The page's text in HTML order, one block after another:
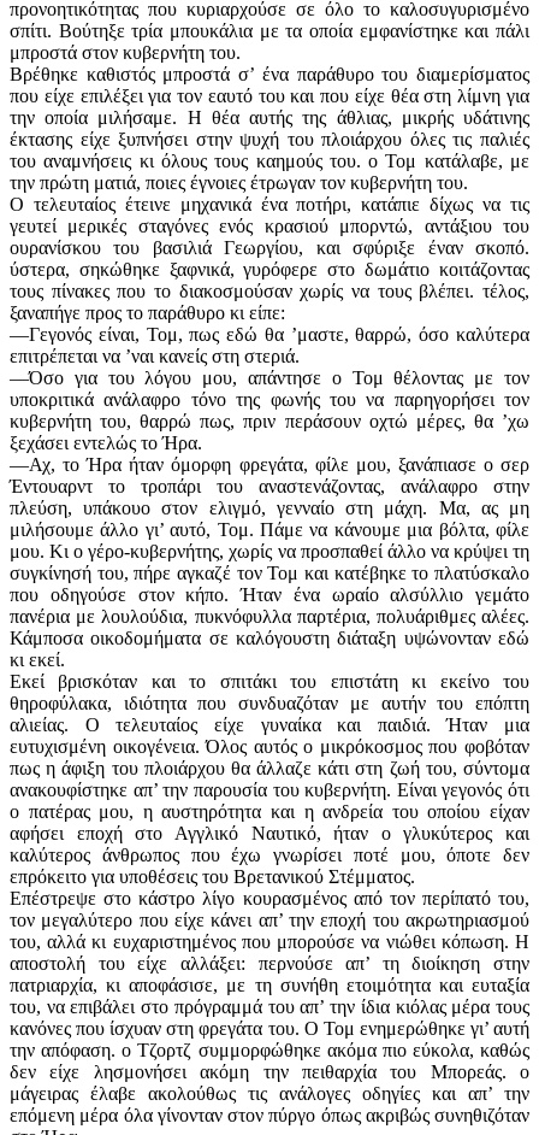
προνοητικότητας που κυριαρχούσε σε όλο το καλοσυγυρισμένο
σπίτι. Βούτηξε τρία μπουκάλια με τα οποία εμφανίστηκε και πάλι
μπροστά στον κυβερνήτη του.
Βρέθηκε καθιστός μπροστά σ’ ένα παράθυρο του διαμερίσματος
που είχε επιλέξει για τον εαυτό του και που είχε θέα στη λίμνη για
την οποία μιλήσαμε. Η θέα αυτής της άθλιας, μικρής υδάτινης
έκτασης είχε ξυπνήσει στην ψυχή του πλοιάρχου όλες τις παλιές
του αναμνήσεις κι όλους τους καημούς του. ο Τομ κατάλαβε, με
την πρώτη ματιά, ποιες έγνοιες έτρωγαν τον κυβερνήτη του.
Ο τελευταίος έτεινε μηχανικά ένα ποτήρι, κατάπιε δίχως να τις
γευτεί μερικές σταγόνες ενός κρασιού μπορντώ, αντάξιου του
ουρανίσκου του βασιλιά Γεωργίου, και σφύριξε έναν σκοπό.
ύστερα, σηκώθηκε ξαφνικά, γυρόφερε στο δωμάτιο κοιτάζοντας
τους πίνακες που το διακοσμούσαν χωρίς να τους βλέπει. τέλος,
ξαναπήγε προς το παράθυρο κι είπε:
—Γεγονός είναι, Τομ, πως εδώ θα ’μαστε, θαρρώ, όσο καλύτερα
επιτρέπεται να ’ναι κανείς στη στεριά.
—Όσο για του λόγου μου, απάντησε ο Τομ θέλοντας με τον
υποκριτικά ανάλαφρο τόνο της φωνής του να παρηγορήσει τον
κυβερνήτη του, θαρρώ πως, πριν περάσουν οχτώ μέρες, θα ’χω
ξεχάσει εντελώς το Ήρα.
—Αχ, το Ήρα ήταν όμορφη φρεγάτα, φίλε μου, ξανάπιασε ο σερ
Έντουαρντ το τροπάρι του αναστενάζοντας, ανάλαφρο στην
πλεύση, υπάκουο στον ελιγμό, γενναίο στη μάχη. Μα, ας μη
μιλήσουμε άλλο γι’ αυτό, Τομ. Πάμε να κάνουμε μια βόλτα, φίλε
μου. Κι ο γέρο-κυβερνήτης, χωρίς να προσπαθεί άλλο να κρύψει τη
συγκίνησή του, πήρε αγκαζέ τον Τομ και κατέβηκε το πλατύσκαλο
που οδηγούσε στον κήπο. Ήταν ένα ωραίο αλσύλλιο γεμάτο
πανέρια με λουλούδια, πυκνόφυλλα παρτέρια, πολυάριθμες αλέες.
Κάμποσα οικοδομήματα σε καλόγουστη διάταξη υψώνονταν εδώ
κι εκεί.
Εκεί βρισκόταν και το σπιτάκι του επιστάτη κι εκείνο του
θηροφύλακα, ιδιότητα που συνδυαζόταν με αυτήν του επόπτη
αλιείας. Ο τελευταίος είχε γυναίκα και παιδιά. Ήταν μια
ευτυχισμένη οικογένεια. Όλος αυτός ο μικρόκοσμος που φοβόταν
πως η άφιξη του πλοιάρχου θα άλλαζε κάτι στη ζωή του, σύντομα
ανακουφίστηκε απ’ την παρουσία του κυβερνήτη. Είναι γεγονός ότι
ο πατέρας μου, η αυστηρότητα και η ανδρεία του οποίου είχαν
αφήσει εποχή στο Αγγλικό Ναυτικό, ήταν ο γλυκύτερος και
καλύτερος άνθρωπος που έχω γνωρίσει ποτέ μου, όποτε δεν
επρόκειτο για υποθέσεις του Βρετανικού Στέμματος.
Επέστρεψε στο κάστρο λίγο κουρασμένος από τον περίπατό του,
τον μεγαλύτερο που είχε κάνει απ’ την εποχή του ακρωτηριασμού
του, αλλά κι ευχαριστημένος που μπορούσε να νιώθει κόπωση. Η
αποστολή του είχε αλλάξει: περνούσε απ’ τη διοίκηση στην
πατριαρχία, κι αποφάσισε, με τη συνήθη ετοιμότητα και ευταξία
του, να επιβάλει στο πρόγραμμά του απ’ την ίδια κιόλας μέρα τους
κανόνες που ίσχυαν στη φρεγάτα του. Ο Τομ ενημερώθηκε γι’ αυτή
την απόφαση. ο Τζορτζ συμμορφώθηκε ακόμα πιο εύκολα, καθώς
δεν είχε λησμονήσει ακόμη την πειθαρχία του Μπορεάς. ο
μάγειρας έλαβε ακολούθως τις ανάλογες οδηγίες και απ’ την
επόμενη μέρα όλα γίνονταν στον πύργο όπως ακριβώς συνηθιζόταν